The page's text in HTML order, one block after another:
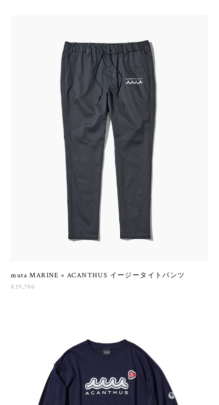
muta MARINE × ACANTHUS イージータイトパンツ
¥29,700